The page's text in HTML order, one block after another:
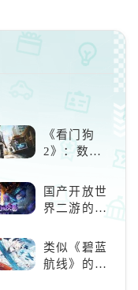
《看门狗
2》：数字
狂欢
国产开放世
界二游的里
神》
类似《碧蓝
航线》的养